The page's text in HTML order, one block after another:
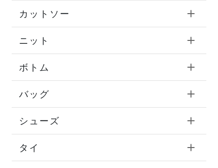
カットソー
ニット
ボトム
バッグ
シューズ
タイ